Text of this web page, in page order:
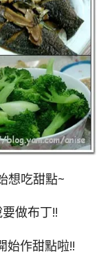
想吃甜點~
做布丁!!
始作甜點啦!!